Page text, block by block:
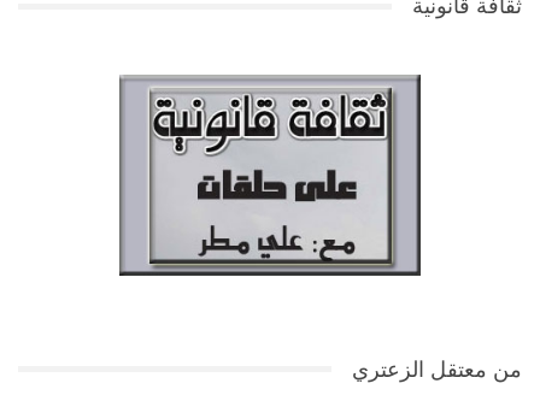
ثقافة قانونية
من معتقل الزعتري